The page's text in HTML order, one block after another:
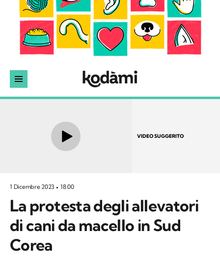
VIDEO SUGGERITO
1 Dicembre 2023 18:00
La protesta degli allevatori
di cani da macello in Sud
Corea